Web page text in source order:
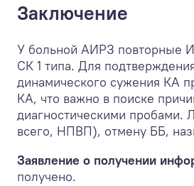
Заключение
У больной АИРЗ повторные
СК 1 типа. Для
динамического сужения КА
КА, что важно в поиске
диагностическими пробами.
всего, НПВП), отмену ББ,
Заявление о получении
получено.